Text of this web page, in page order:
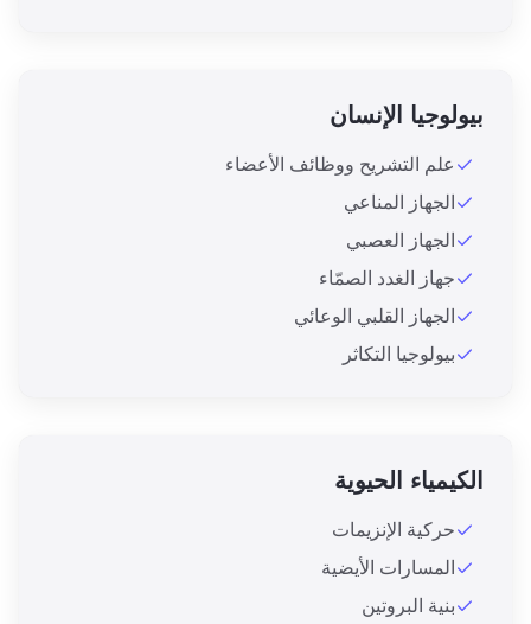
بيولوجيا الإنسان
علم التشريح ووظائف الأعضاء
الجهاز المناعي
الجهاز العصبي
جهاز الغدد الصمّاء
الجهاز القلبي الوعائي
بيولوجيا التكاثر
الكيمياء الحيوية
حركية الإنزيمات
المسارات الأيضية
بنية البروتين